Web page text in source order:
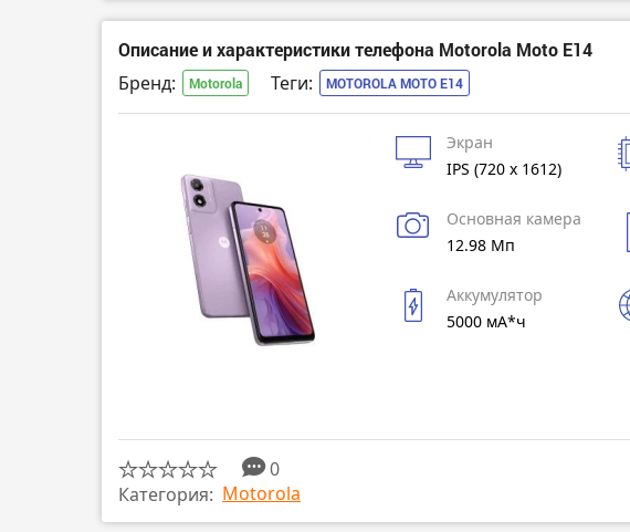
Описание и характеристики телефона Motorola Moto E14
Бренд: Motorola Теги: MOTOROLA MOTO E14
Экран
IPS (720 x 1612)
Основная камера
12.98 Мп
Аккумулятор
5000 мА*ч
0
Категория: Motorola